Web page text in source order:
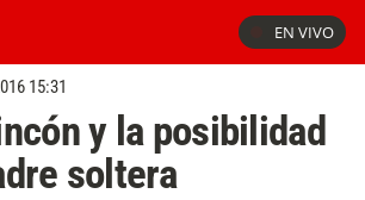
EN VIVO
15:31
y la posibilidad
soltera